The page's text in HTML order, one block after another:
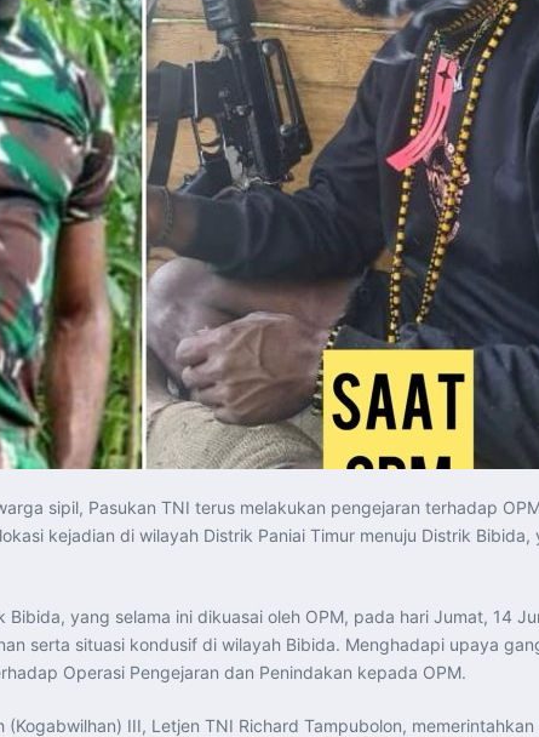
sipil, Pasukan TNI terus melakukan pengejaran terhadap
kejadian di wilayah Distrik Paniai Timur menuju Distrik
yang selama ini dikuasai oleh OPM, pada hari Jumat, 14
serta situasi kondusif di wilayah Bibida. Menghadapi upaya
Operasi Pengejaran dan Penindakan kepada OPM.
III, Letjen TNI Richard Tampubolon,